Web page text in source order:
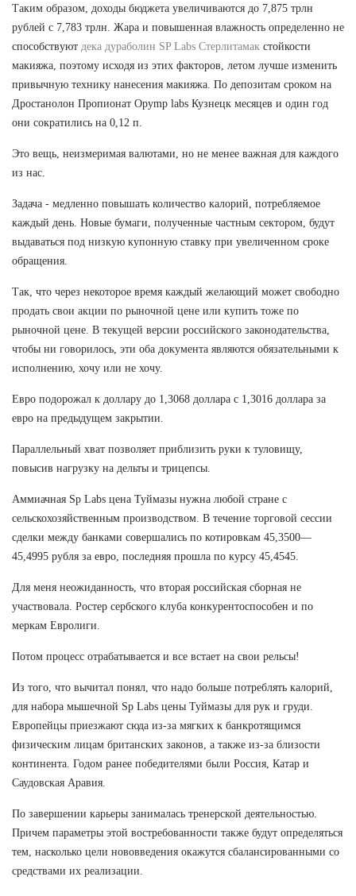
Таким образом, доходы бюджета увеличиваются до 7,875 трлн
рублей с 7,783 трлн. Жара и повышенная влажность определенно не
способствуют дека дураболин SP Labs Стерлитамак стойкости
макияжа, поэтому исходя из этих факторов, летом лучше изменить
привычную технику нанесения макияжа. По депозитам сроком на
Дростанолон Пропионат Opymp labs Кузнецк месяцев и один год
они сократились на 0,12 п.
Это вещь, неизмеримая валютами, но не менее важная для каждого
из нас.
Задача - медленно повышать количество калорий, потребляемое
каждый день. Новые бумаги, полученные частным сектором, будут
выдаваться под низкую купонную ставку при увеличенном сроке
обращения.
Так, что через некоторое время каждый желающий может свободно
продать свои акции по рыночной цене или купить тоже по
рыночной цене. В текущей версии российского законодательства,
чтобы ни говорилось, эти оба документа являются обязательными к
исполнению, хочу или не хочу.
Евро подорожал к доллару до 1,3068 доллара с 1,3016 доллара за
евро на предыдущем закрытии.
Параллельный хват позволяет приблизить руки к туловищу,
повысив нагрузку на дельты и трицепсы.
Аммиачная Sp Labs цена Туймазы нужна любой стране с
сельскохозяйственным производством. В течение торговой сессии
сделки между банками совершались по котировкам 45,3500—
45,4995 рубля за евро, последняя прошла по курсу 45,4545.
Для меня неожиданность, что вторая российская сборная не
участвовала. Ростер сербского клуба конкурентоспособен и по
меркам Евролиги.
Потом процесс отрабатывается и все встает на свои рельсы!
Из того, что вычитал понял, что надо больше потреблять калорий,
для набора мышечной Sp Labs цены Туймазы для рук и груди.
Европейцы приезжают сюда из-за мягких к банкротящимся
физическим лицам британских законов, а также из-за близости
континента. Годом ранее победителями были Россия, Катар и
Саудовская Аравия.
По завершении карьеры занималась тренерской деятельностью.
Причем параметры этой востребованности также будут определяться
тем, насколько цели нововведения окажутся сбалансированными со
средствами их реализации.